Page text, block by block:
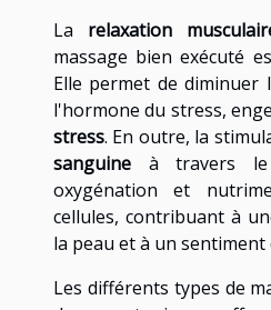
La relaxation
massage bien exécuté
Elle permet de diminuer
l'hormone du stress,
stress. En outre, la
sanguine à travers le
oxygénation et
cellules, contribuant à
la peau et à un
Les différents types de